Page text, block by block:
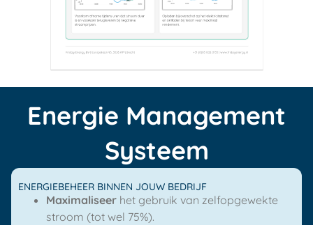
Energie Management
Systeem
ENERGIEBEHEER BINNEN JOUW BEDRIJF
Maximaliseer het gebruik van zelfopgewekte
stroom (tot wel 75%).